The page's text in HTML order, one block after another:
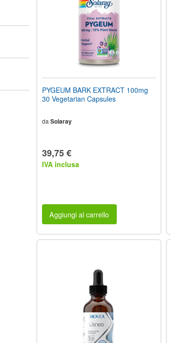
PYGEUM BARK EXTRACT 100mg
30 Vegetarian Capsules
daSolaray
39,75 €
IVA inclusa
Aggiungi al carrello